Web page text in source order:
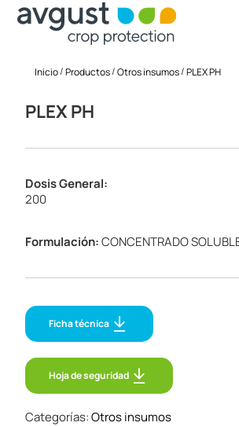
Inicio/Productos/Otros insumos/PLEX PH
PLEX PH
Dosis General:
200
Formulación:CONCENTRADO
Ficha técnica
Hoja de seguridad
Categorías:Otros insumos